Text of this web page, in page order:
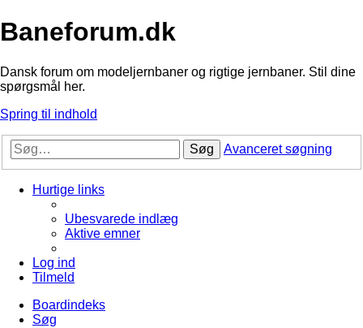
Baneforum.dk
Dansk forum om modeljernbaner og rigtige jernbaner. Stil dine
spørgsmål her.
Spring til indhold
Søg Avanceret søgning
Hurtige links
Ubesvarede indlæg
Aktive emner
Log ind
Tilmeld
Boardindeks
Søg